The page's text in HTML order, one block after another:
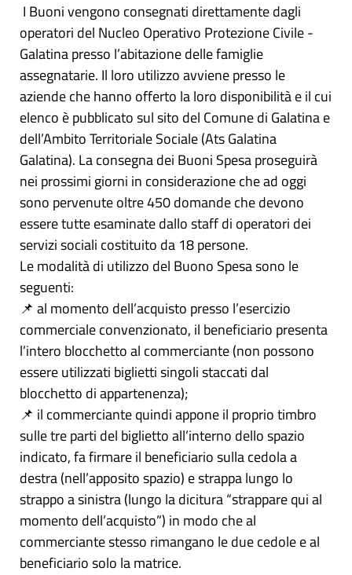
I Buoni vengono consegnati direttamente dagli
operatori del Nucleo Operativo Protezione Civile -
Galatina presso l’abitazione delle famiglie
assegnatarie. Il loro utilizzo avviene presso le
aziende che hanno offerto la loro disponibilità e il cui
elenco è pubblicato sul sito del Comune di Galatina e
dell’Ambito Territoriale Sociale (Ats Galatina
Galatina). La consegna dei Buoni Spesa proseguirà
nei prossimi giorni in considerazione che ad oggi
sono pervenute oltre 450 domande che devono
essere tutte esaminate dallo staff di operatori dei
servizi sociali costituito da 18 persone.
Le modalità di utilizzo del Buono Spesa sono le
seguenti:
📌 al momento dell’acquisto presso l’esercizio
commerciale convenzionato, il beneficiario presenta
l’intero blocchetto al commerciante (non possono
essere utilizzati biglietti singoli staccati dal
blocchetto di appartenenza);
📌 il commerciante quindi appone il proprio timbro
sulle tre parti del biglietto all’interno dello spazio
indicato, fa firmare il beneficiario sulla cedola a
destra (nell’apposito spazio) e strappa lungo lo
strappo a sinistra (lungo la dicitura “strappare qui al
momento dell’acquisto”) in modo che al
commerciante stesso rimangano le due cedole e al
beneficiario solo la matrice.